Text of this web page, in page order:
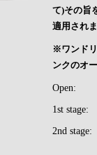
て)その旨
適用され
※ワンド
ンクのオ
Open:
1st stage:
2nd stage: